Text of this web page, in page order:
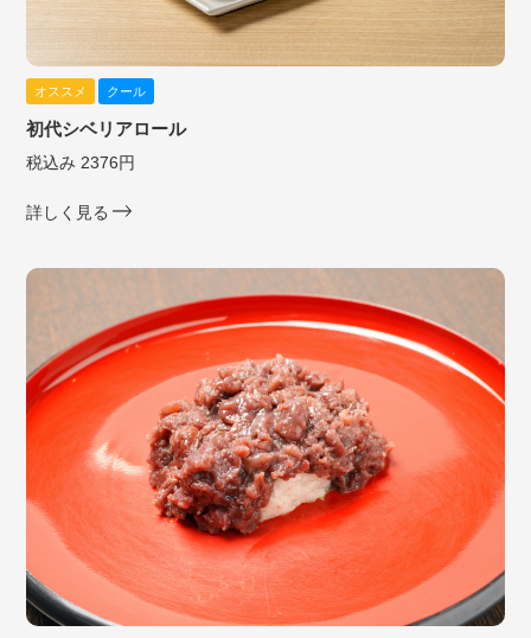
オススメ クール
初代シベリアロール
税込み 2376円
詳しく見る